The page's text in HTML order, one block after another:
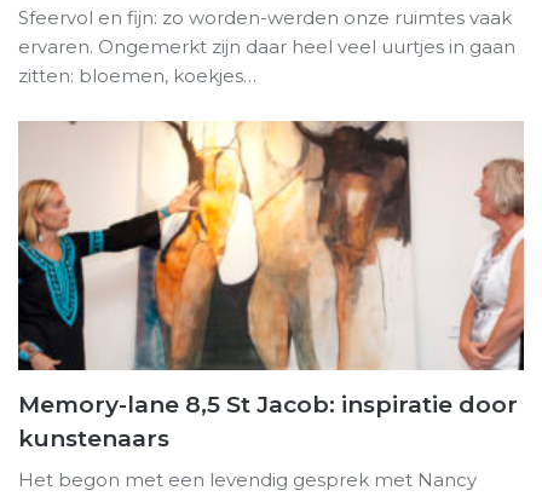
Sfeervol en fijn: zo worden-werden onze ruimtes vaak
ervaren. Ongemerkt zijn daar heel veel uurtjes in gaan
zitten: bloemen, koekjes…
Memory-lane 8,5 St Jacob: inspiratie door
kunstenaars
Het begon met een levendig gesprek met Nancy